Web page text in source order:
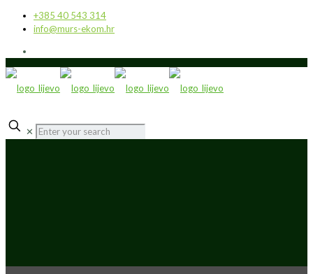
+385 40 543 314
info@murs-ekom.hr
✕